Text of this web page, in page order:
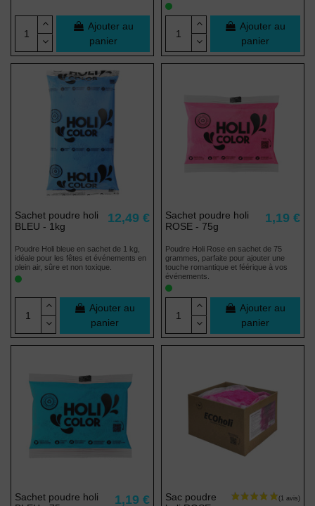
(2 avis)
Ajouter au
panier
Ajouter au
panier
Sachet poudre holi
BLEU - 1kg
12,49 €
Poudre Holi bleue en sachet de 1 kg,
idéale pour les fêtes et événements en
plein air, sûre et non toxique.
Ajouter au
panier
Sachet poudre holi
ROSE - 75g
1,19 €
Poudre Holi Rose en sachet de 75
grammes, parfaite pour ajouter une
touche romantique et féérique à vos
événements.
Ajouter au
panier
Sachet poudre holi
1,19 €
Sac poudre